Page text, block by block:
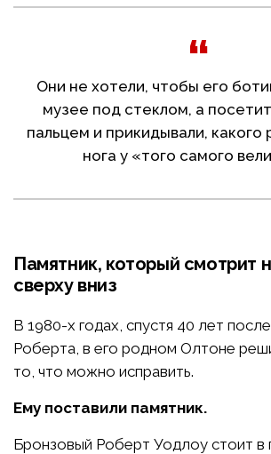
Они не хотели, чтобы его
музее под стеклом, а
пальцем и прикидывали, какого
нога у «того самого
Памятник, который смотрит
сверху вниз
В 1980-х годах, спустя 40 лет
Роберта, в его родном Олтоне
то, что можно исправить.
Ему поставили памятник.
Бронзовый Роберт Уодлоу стоит